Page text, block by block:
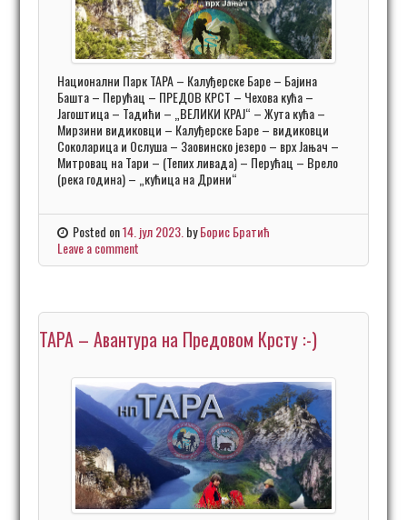
Национални Парк ТАРА – Калуђерске Баре – Бајина
Башта – Перућац – ПРЕДОВ КРСТ – Чехова кућа –
Јагоштица – Тадићи – „ВЕЛИКИ КРАЈ“ – Жута кућа –
Мирзини видиковци – Калуђерске Баре – видиковци
Соколарица и Ослуша – Заовинско језеро – врх Јањач –
Митровац на Тари – (Тепих ливада) – Перућац – Врело
(река година) – „кућица на Дрини“
Posted on14. јул 2023. byБорис Братић
Leave a comment
ТАРА – Aвантура на Предовом Крсту :-)